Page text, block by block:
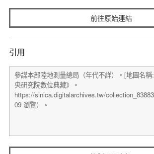
前往原始連結
引用